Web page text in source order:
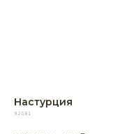
Настурция
92081